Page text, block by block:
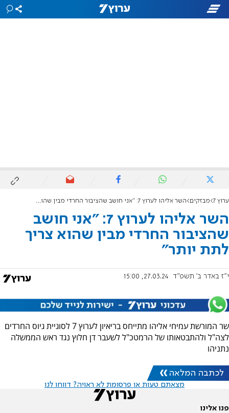
ערוץ 7 מבזקים השר אליהו לערוץ 7: "אני חושב שהציבור החרדי מבין שהוא צריך לתת יותר"
השר אליהו לערוץ 7: "אני חושב
שהציבור החרדי מבין שהוא צריך
לתת יותר"
י"ז באדר ב׳ תשפ"ד 27.03.24, 15:00
שר המורשת עמיחי אליהו מתייחס בריאיון לערוץ 7 לסוגיית גיוס החרדים
לצה"ל ולהתבטאותו של הרמטכ"ל לשעבר דן חלוץ נגד ראש הממשלה
נתניהו
לכתבה המלאה
מצאתם טעות או פרסומת לא ראויה? דווחו לנו
פנו אלינו